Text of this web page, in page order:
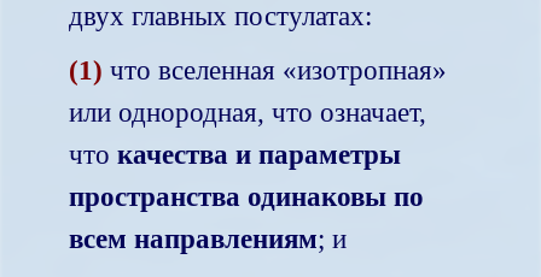
двух главных постулатах:
(1) что вселенная «изотропная»
или однородная, что означает,
что качества и параметры
пространства одинаковы по
всем направлениям; и